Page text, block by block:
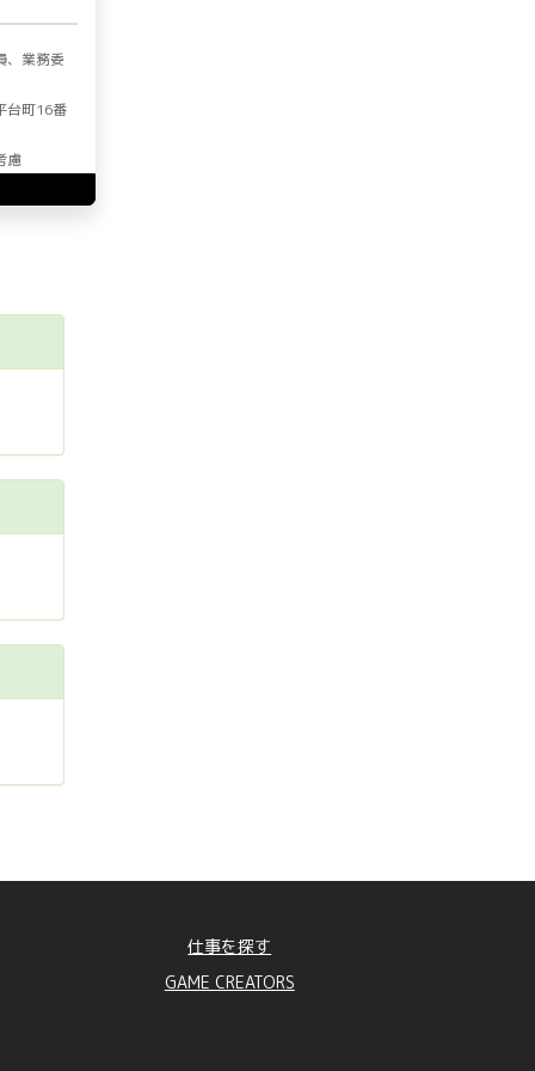
、業務委
台町16番
慮
仕事を探す
GAME CREATORS